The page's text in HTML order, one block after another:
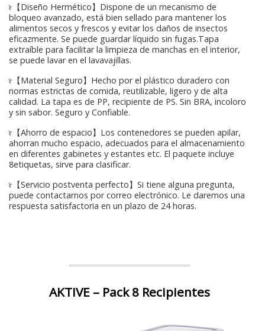
✮【Diseño Hermético】Dispone de un mecanismo de
bloqueo avanzado, está bien sellado para mantener los
alimentos secos y frescos y evitar los daños de insectos
eficazmente. Se puede guardar líquido sin fugas.Tapa
extraíble para facilitar la limpieza de manchas en el interior,
se puede lavar en el lavavajillas.
✮【Material Seguro】Hecho por el plástico duradero con
normas estrictas de comida, reutilizable, ligero y de alta
calidad. La tapa es de PP, recipiente de PS. Sin BRA, incoloro
y sin sabor. Seguro y Confiable.
✮【Ahorro de espacio】Los contenedores se pueden apilar,
ahorran mucho espacio, adecuados para el almacenamiento
en diferentes gabinetes y estantes etc. El paquete incluye
8etiquetas, sirve para clasificar.
✮【Servicio postventa perfecto】Si tiene alguna pregunta,
puede contactarnos por correo electrónico. Le daremos una
respuesta satisfactoria en un plazo de 24 horas.
AKTIVE – Pack 8 Recipientes